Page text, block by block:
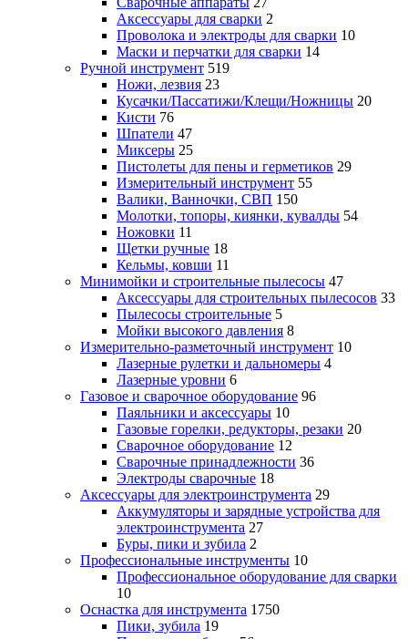
Аксессуары для сварки 2
Проволока и электроды для сварки 10
Маски и перчатки для сварки 14
Ручной инструмент 519
Ножи, лезвия 23
Кусачки/Пассатижи/Клещи/Ножницы 20
Кисти 76
Шпатели 47
Миксеры 25
Пистолеты для пены и герметиков 29
Измерительный инструмент 55
Валики, Ванночки, СВП 150
Молотки, топоры, киянки, кувалды 54
Ножовки 11
Щетки ручные 18
Кельмы, ковши 11
Минимойки и строительные пылесосы 47
Аксессуары для строительных пылесосов 33
Пылесосы строительные 5
Мойки высокого давления 8
Измерительно-разметочный инструмент 10
Лазерные рулетки и дальномеры 4
Лазерные уровни 6
Газовое и сварочное оборудование 96
Паяльники и аксессуары 10
Газовые горелки, редукторы, резаки 20
Сварочное оборудование 12
Сварочные принадлежности 36
Электроды сварочные 18
Аксессуары для электроинструмента 29
Аккумуляторы и зарядные устройства для
электроинструмента 27
Буры, пики и зубила 2
Профессиональные инструменты 10
Профессиональное оборудование для сварки
10
Оснастка для инструмента 1750
Пики, зубила 19